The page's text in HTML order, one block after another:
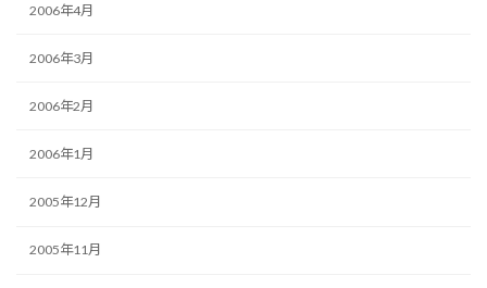
2006年4月
2006年3月
2006年2月
2006年1月
2005年12月
2005年11月